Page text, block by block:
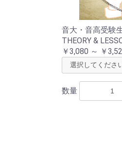
音大・音高受験
THEORY &
￥3,080 ～ ￥
数量